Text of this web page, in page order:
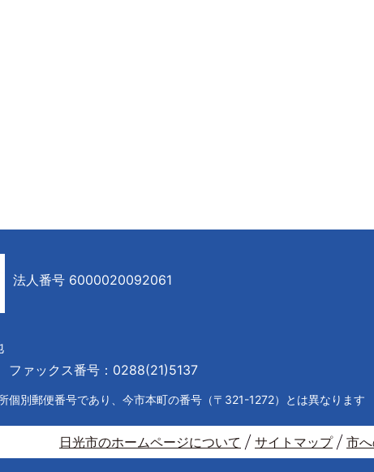
法人番号 6000020092061
ファックス番号：0288(21)5137
個別郵便番号であり、今市本町の番号（〒321-1272）とは異なります
日光市のホームページについて サイトマップ 市